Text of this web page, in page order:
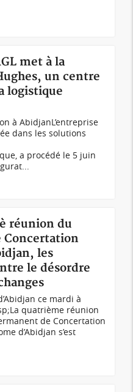
met à la
un centre
logistique
à AbidjanL’entreprise
dans les solutions
a procédé le 5 juin
réunion du
Concertation
les
le désordre
ce mardi à
quatrième réunion
de Concertation
d’Abidjan s’est